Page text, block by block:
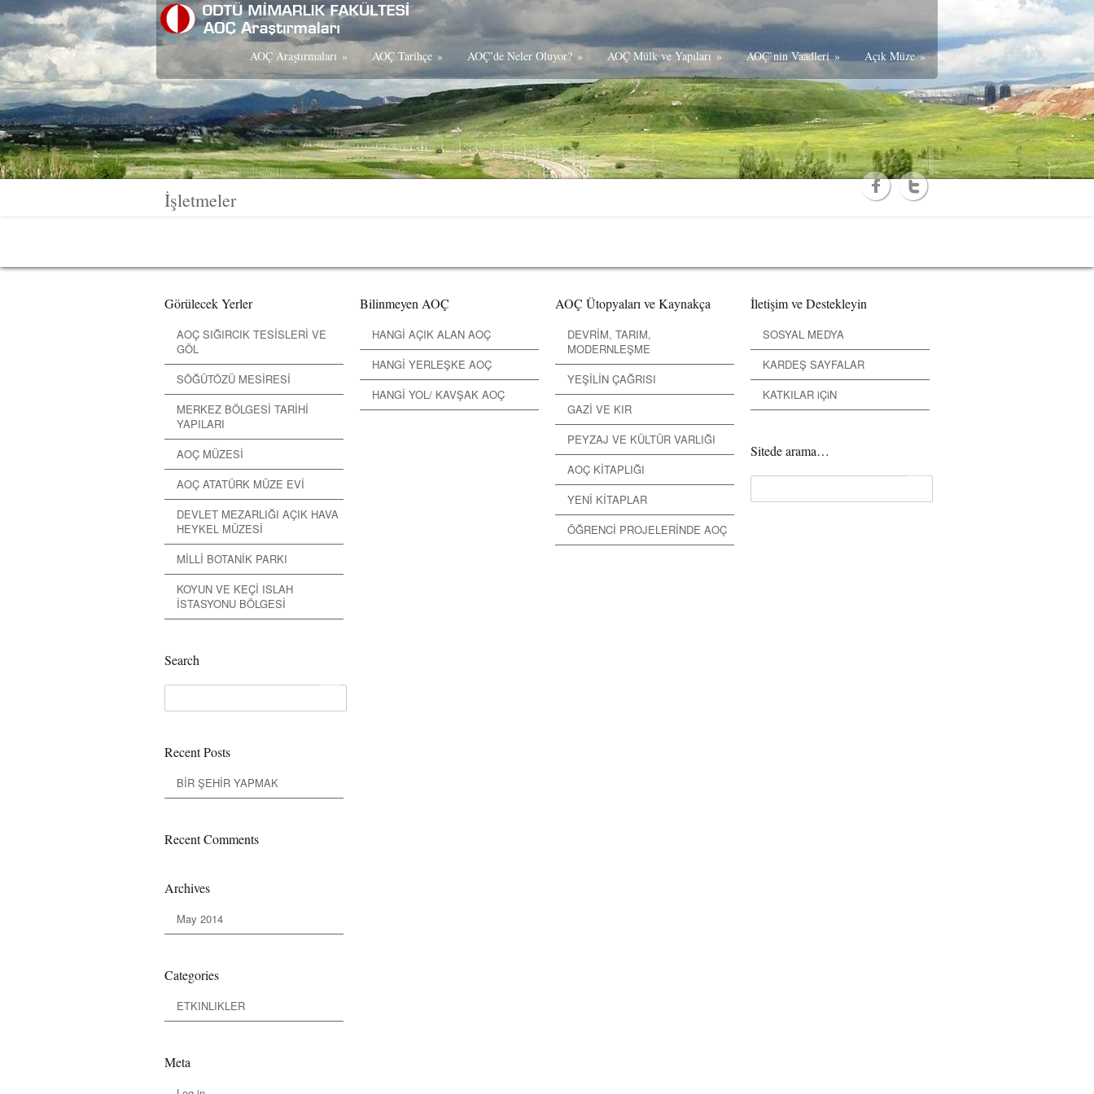
AOÇ Araştırmaları » AOÇ Tarihçe » AOÇ’de Neler Oluyor? » AOÇ Mülk ve Yapıları» AOÇ’nin Vaadleri» Açık Müze»
İşletmeler
Görülecek Yerler
AOÇ SIĞIRCIK TESİSLERİ VE
GÖL
SÖĞÜTÖZÜ MESİRESİ
MERKEZ BÖLGESİ TARİHİ
YAPILARI
AOÇ MÜZESİ
AOÇ ATATÜRK MÜZE EVİ
DEVLET MEZARLIĞI AÇIK HAVA
HEYKEL MÜZESİ
MİLLİ BOTANİK PARKI
KOYUN VE KEÇİ ISLAH
İSTASYONU BÖLGESİ
Search
Recent Posts
BİR ŞEHİR YAPMAK
Recent Comments
Archives
May 2014
Categories
ETKINLIKLER
Meta
Bilinmeyen AOÇ
HANGİ AÇIK ALAN AOÇ
HANGİ YERLEŞKE AOÇ
HANGİ YOL/ KAVŞAK AOÇ
AOÇ Ütopyaları ve Kaynakça
DEVRİM, TARIM,
MODERNLEŞME
YEŞİLİN ÇAĞRISI
GAZİ VE KIR
PEYZAJ VE KÜLTÜR VARLIĞI
AOÇ KİTAPLIĞI
YENİ KİTAPLAR
ÖĞRENCİ PROJELERİNDE AOÇ
İletişim ve Destekleyin
SOSYAL MEDYA
KARDEŞ SAYFALAR
KATKILAR iÇiN
Sitede arama…